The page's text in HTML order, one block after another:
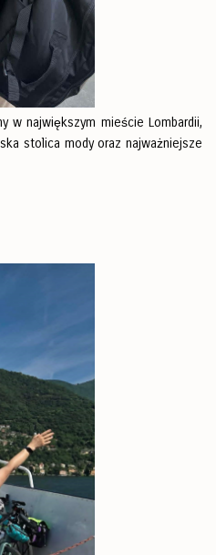
w największym mieście Lombardii,
stolica mody oraz najważniejsze